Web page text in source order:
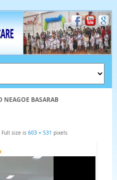
BASARAB
Full size is 603 × 531 pixels